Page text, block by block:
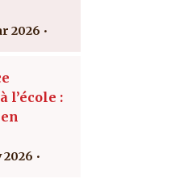
2026
l’école :
2026